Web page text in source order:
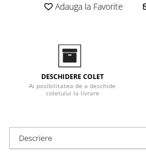
Ceramica
Inductie
Adauga la Favorite
DESCHIDERE COLET
Ai posibilitatea de a deschide
coletului la livrare
Descriere